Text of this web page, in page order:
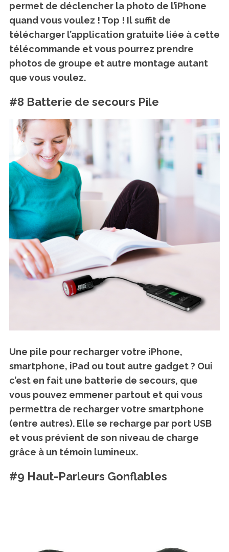
permet de déclencher la photo de l’iPhone
quand vous voulez ! Top ! Il suffit de
télécharger l’application gratuite liée à cette
télécommande et vous pourrez prendre
photos de groupe et autre montage autant
que vous voulez.
#8 Batterie de secours Pile
Une pile pour recharger votre iPhone,
smartphone, iPad ou tout autre gadget ? Oui
c’est en fait une batterie de secours, que
vous pouvez emmener partout et qui vous
permettra de recharger votre smartphone
(entre autres). Elle se recharge par port USB
et vous prévient de son niveau de charge
grâce à un témoin lumineux.
#9 Haut-Parleurs Gonflables
S
c
f
o
r
: